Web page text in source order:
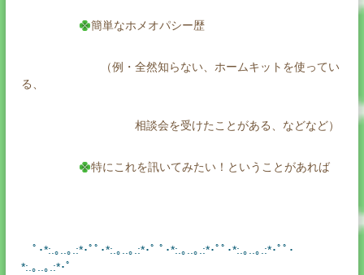
簡単なホメオパシー歴
（例・全然知らない、ホームキットを使ってい
る、
相談会を受けたことがある、などなど）
特にこれを訊いてみたい！ということがあれば
ﾟ･*:.｡..｡.:*･ﾟﾟ･*:.｡..｡.:*･ﾟ ﾟ･*:.｡..｡.:*･ﾟﾟ･*:.｡..｡.:*･ﾟﾟ･
*:.｡..｡.:*･ﾟ